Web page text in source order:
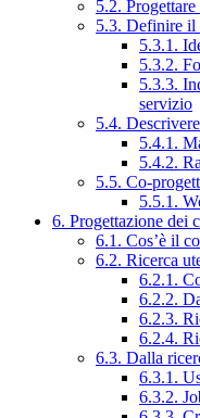
5.2.
5.3. Definire il
5.3.1.
5.3.2.
5.3.3.
servizio
5.4.
5.4.1.
5.4.2.
5.5. Co-
5.5.1.
6. Progettazione dei
6.1. Cos’è il
6.2. Ricerca
6.2.1.
6.2.2.
6.2.3.
6.2.4.
6.3. Dalla
6.3.1.
6.3.2.